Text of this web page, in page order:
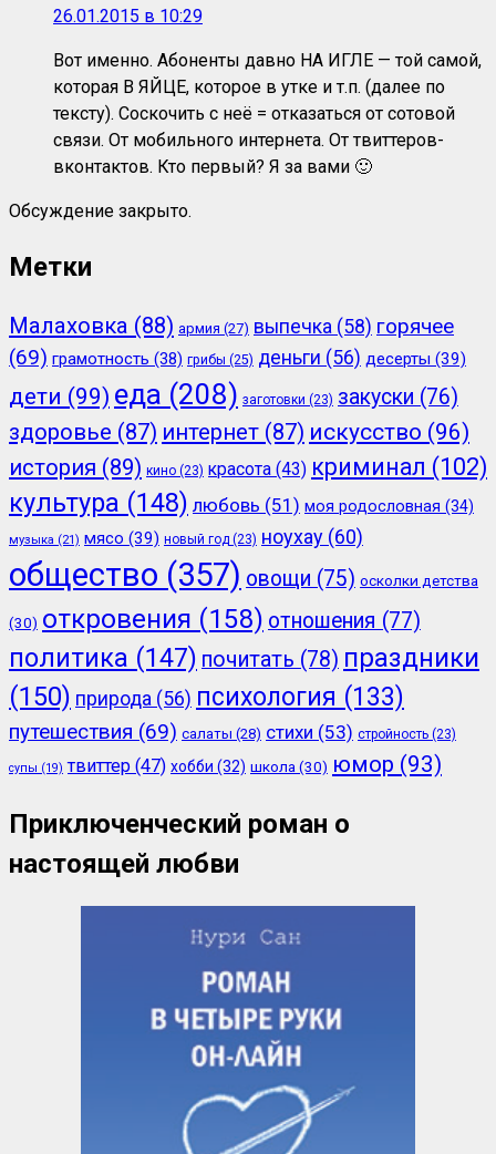
26.01.2015 в 10:29
Вот именно. Абоненты давно НА ИГЛЕ — той самой,
которая В ЯЙЦЕ, которое в утке и т.п. (далее по
тексту). Соскочить с неё = отказаться от сотовой
связи. От мобильного интернета. От твиттеров-
вконтактов. Кто первый? Я за вами 🙂
Обсуждение закрыто.
Метки
Малаховка (88) армия (27) выпечка (58) горячее
(69) грамотность (38) грибы (25) деньги (56) десерты (39)
дети (99) еда (208) заготовки (23) закуски (76)
здоровье (87) интернет (87) искусство (96)
история (89) кино (23) красота (43) криминал (102)
культура (148) любовь (51) моя родословная (34)
музыка (21) мясо (39) новый год (23) ноухау (60)
общество (357) овощи (75) осколки детства
(30) откровения (158) отношения (77)
политика (147) почитать (78) праздники
(150) природа (56) психология (133)
путешествия (69) салаты (28) стихи (53) стройность (23)
супы (19) твиттер (47) хобби (32) школа (30) юмор (93)
Приключенческий роман о
настоящей любви